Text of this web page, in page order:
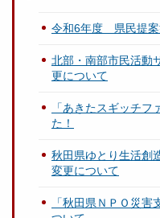
令和6年度 県民提案
北部・南部市民活動
更について
「あきたスギッチ
た！
秋田県ゆとり生活創
変更について
「秋田県ＮＰＯ災